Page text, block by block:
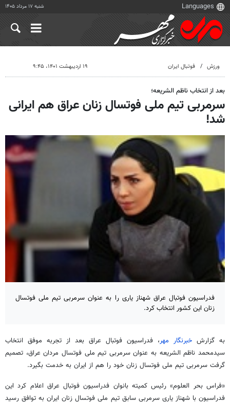
شنبه ۱۷ مرداد ۱۴۰۵
ورزش فوتبال ایران ۱۹ اردیبهشت ۱۴۰۱، ۹:۴۵
بعد از انتخاب ناظم الشریعه؛
سرمربی تیم ملی فوتسال زنان عراق هم ایرانی
شد!
فدراسیون فوتبال عراق شهناز یاری را به عنوان سرمربی تیم ملی فوتسال
زنان این کشور انتخاب کرد.
به گزارش خبرنگار مهر، فدراسیون فوتبال عراق بعد از تجربه موفق انتخاب
سیدمحمد ناظم الشریعه به عنوان سرمربی تیم ملی فوتسال مردان عراق، تصمیم
گرفت سرمربی تیم ملی فوتسال زنان خود را هم از ایران به خدمت بگیرد.
«فراس بحر العلوم» رئیس کمیته بانوان فدراسیون فوتبال عراق اعلام کرد این
فدراسیون با شهناز یاری سرمربی سابق تیم ملی فوتسال زنان ایران به توافق رسید